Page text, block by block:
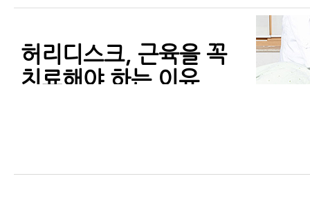
허리디스크, 근육을 꼭
치료해야 하는 이유